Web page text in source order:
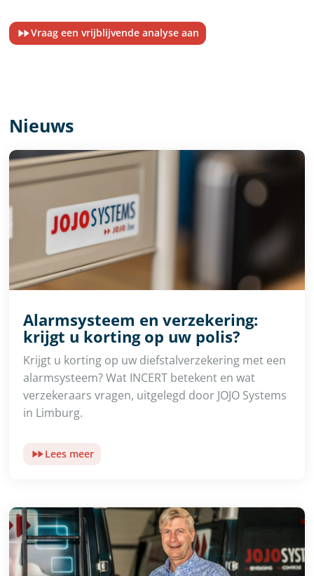
Vraag een vrijblijvende analyse aan
Nieuws
Alarmsysteem en verzekering:
krijgt u korting op uw polis?
Krijgt u korting op uw diefstalverzekering met een
alarmsysteem? Wat INCERT betekent en wat
verzekeraars vragen, uitgelegd door JOJO Systems
in Limburg.
Lees meer